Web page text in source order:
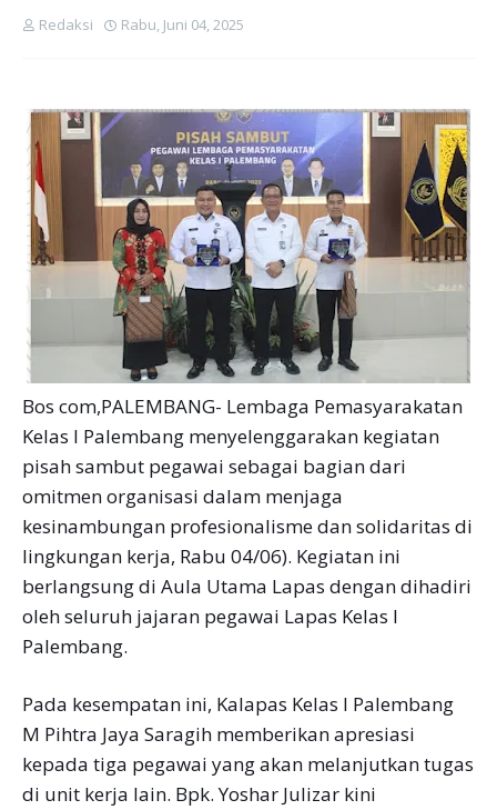
Redaksi Rabu, Juni 04, 2025
Bos com,PALEMBANG- Lembaga Pemasyarakatan
Kelas I Palembang menyelenggarakan kegiatan
pisah sambut pegawai sebagai bagian dari
omitmen organisasi dalam menjaga
kesinambungan profesionalisme dan solidaritas di
lingkungan kerja, Rabu 04/06). Kegiatan ini
berlangsung di Aula Utama Lapas dengan dihadiri
oleh seluruh jajaran pegawai Lapas Kelas I
Palembang.
Pada kesempatan ini, Kalapas Kelas I Palembang
M Pihtra Jaya Saragih memberikan apresiasi
kepada tiga pegawai yang akan melanjutkan tugas
di unit kerja lain. Bpk. Yoshar Julizar kini